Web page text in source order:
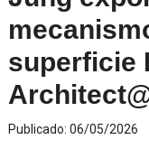
superficie
Publicado: 06/05/2026